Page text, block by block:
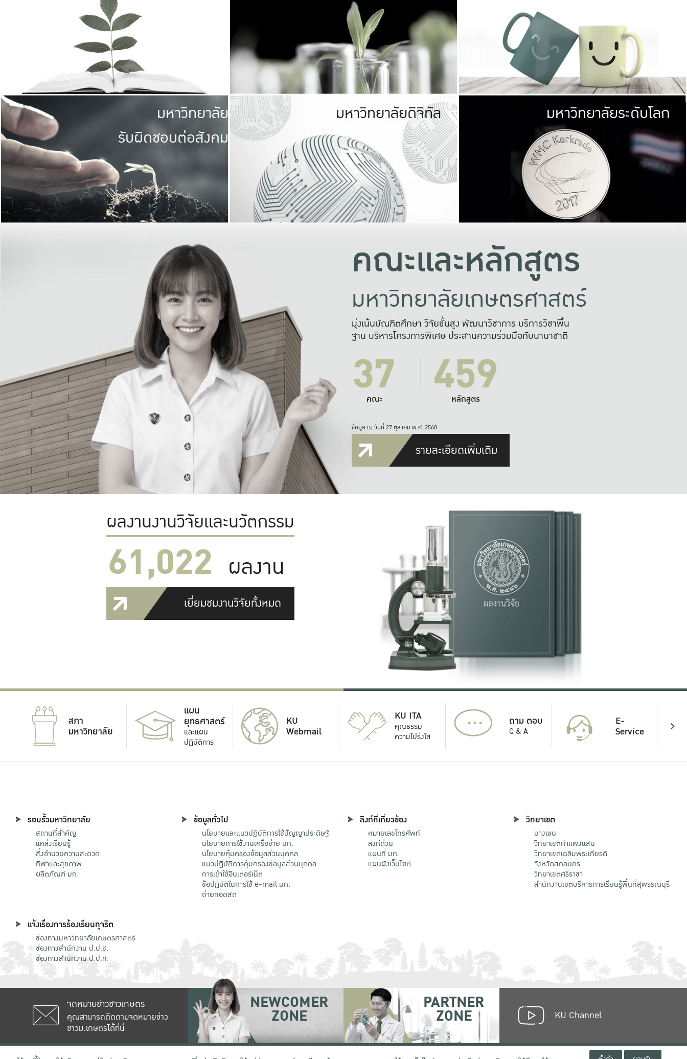
เกษตรศาสตร์ มีพื้นที่เขียวสดใส หนาแน่น
เป็นป่าในเมือง (URBAN FOREST)
เกษตรในเมือง (URBAN AGRICULTURE)
ที่นับรวมกันได้ประมาณ 1,400 ไร่
ให้กับประชาชน
มหาวิทยาลัย
รับผิดชอบต่อสังคม
มหาวิทยาลัยรับผิดชอบต่อสังคม
ร่วมมือกับชุมชน เพื่อความกินดีอยู่ดี
และความสุขอย่างยั่งยืน
มองปัญหาในภาพกว้าง
แก้ไขจากปัญหาจุดเล็กๆ
มหาวิทยาลัยดิจิทัล มหาวิทยา
พร้อมที่จ
และผลักดันในการใช้ระบบส
เพื่อการทำงานแ
มหาวิทยาลัยระดับโลก
คณะและหลักสูตร
มหาวิทยาลัยเกษตรศาสตร์
มุ่งเน้นบัณฑิตศึกษา วิจัยขั้นสูง พัฒนาวิชาการ บริการวิชาพื้น
ฐาน บริหารโครงการพิเศษ ประสานความร่วมมือกับนานาชาติ
37
คณะ 459
หลักสูตร
ข้อมูล ณ วันที่ 27 ตุลาคม พ.ศ. 2568
รายละเอียดเพิ่มเติม
ผลงานงานวิจัยและนวัตกรรม
61,022 ผลงาน
เยี่ยมชมงานวิจัยทั้งหมด
สภา
มหาวิทยาลัย
แผน
ยุทธศาสตร์
และแผน
ปฏิบัติการ
KU
Webmail
KU ITA
คุณธรรม
ความโปร่งใส
... ถาม ตอบ
Q & A
E-
Service
รอบรั้วมหาวิทยาลัย
สถานที่สำคัญ
แหล่งเรียนรู้
สิ่งอำนวยความสะดวก
กีฬาและสุขภาพ
ผลิตภัณฑ์ มก.
ข้อมูลทั่วไป
นโยบายและแนวปฏิบัติการใช้ปัญญาประดิษฐ์
นโยบายการใช้งานเครือข่าย มก.
นโยบายคุ้มครองข้อมูลส่วนบุคคล
แนวปฏิบัติการคุ้มครองข้อมูลส่วนบุคคล
การเข้าใช้อินเตอร์เน็ต
ข้อปฏิบัติในการใช้ e-mail มก.
ถ่ายทอดสด
ลิงก์ที่เกี่ยวข้อง
หมายเลขโทรศัพท์
ลิงก์ด่วน
แผนที่ มก.
แผนผังเว็บไซต์
วิทยาเขต
บางเขน
วิทยาเขตกําแพงแสน
วิทยาเขตเฉลิมพระเกียรติ
จังหวัดสกลนคร
วิทยาเขตศรีราชา
สำนักงานเขตบริหารการเรียนรู้พื้นที่สุพรรณบุรี
แจ้งเรื่องการร้องเรียนทุจริต
ช่องทางมหาวิทยาลัยเกษตรศาสตร์
ช่องทางสำนักงาน ป.ป.ช.
ช่องทางสำนักงาน ป.ป.ท.
จดหมายข่าวชาวเกษตร
คุณสามารถติดตามจดหมายข่าว
ชาวม.เกษตรได้ที่นี่
NEWCOMER
ZONE
PARTNER
ZONE KU Channel